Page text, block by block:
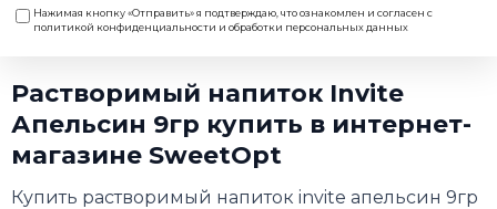
Нажимая кнопку «Отправить» я подтверждаю, что ознакомлен и согласен с
политикой конфиденциальности и обработки персональных данных
Растворимый напиток Invite
Апельсин 9гр купить в интернет-
магазине SweetOpt
Купить растворимый напиток invite апельсин 9гр